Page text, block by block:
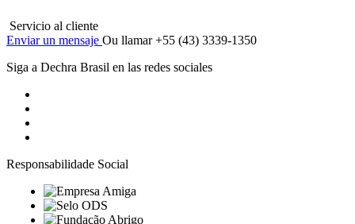
Servicio al cliente
Enviar un mensaje Ou llamar +55 (43) 3339-1350
Siga a Dechra Brasil en las redes sociales
Responsabilidade Social